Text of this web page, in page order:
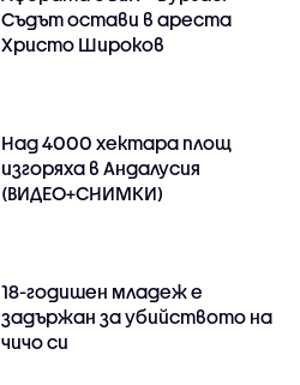
Съдът остави в ареста
Христо Широков
Над 4000 хектара площ
изгоряха в Андалусия
(ВИДЕО+СНИМКИ)
18-годишен младеж е
задържан за убийството на
чичо си